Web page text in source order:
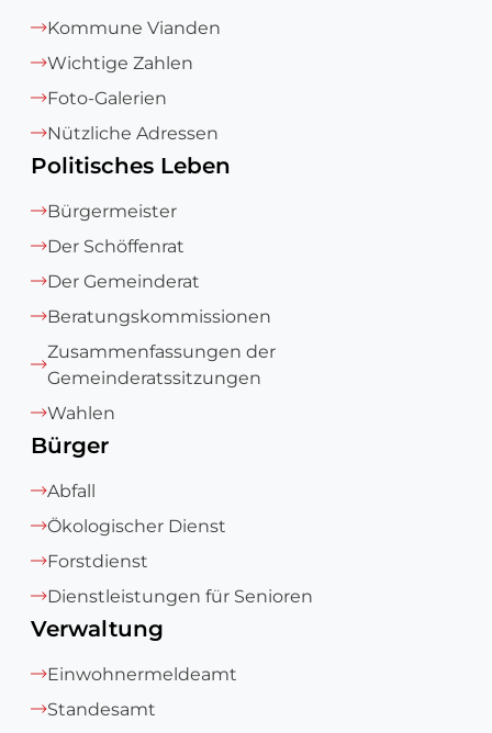
Kommune Vianden
Wichtige Zahlen
Foto-Galerien
Nützliche Adressen
Politisches Leben
Bürgermeister
Der Schöffenrat
Der Gemeinderat
Beratungskommissionen
Zusammenfassungen der
Gemeinderatssitzungen
Wahlen
Bürger
Abfall
Ökologischer Dienst
Forstdienst
Dienstleistungen für Senioren
Verwaltung
Einwohnermeldeamt
Standesamt